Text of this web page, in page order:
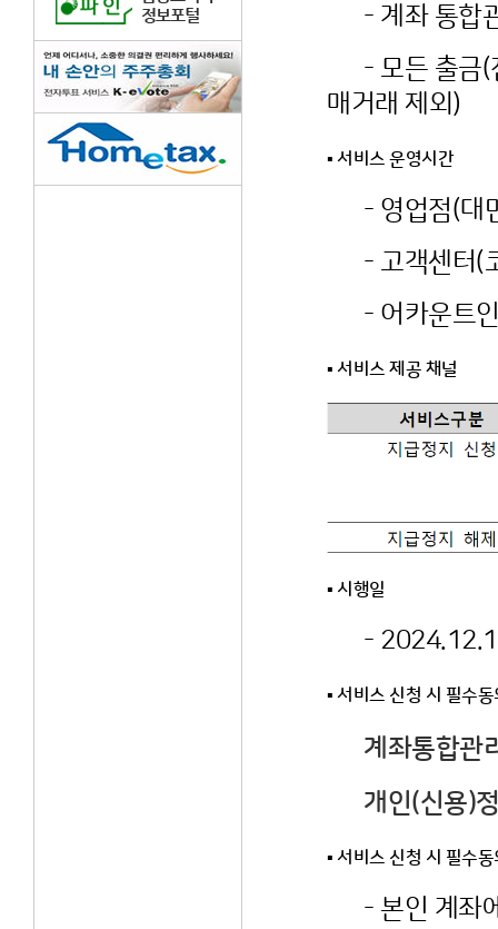
- 계좌 통합관
- 모든 출금(
매거래 제외)
▪ 서비스 운영시간
- 영업점(대
- 고객센터(코
- 어카운트인
▪ 서비스 제공 채널
▪ 시행일
-
▪ 서비스 신청 시 필수
계좌통합관
개인(신용)
▪ 서비스 신청 시 필수
- 본인 계좌에